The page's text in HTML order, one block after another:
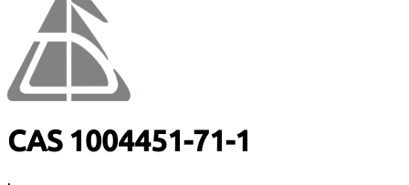
CAS 1004451-71-1